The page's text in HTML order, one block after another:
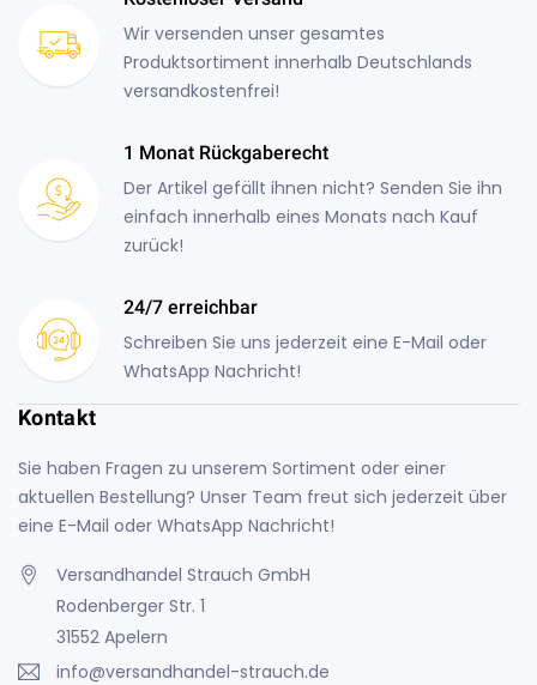
Wir versenden unser gesamtes
Produktsortiment innerhalb Deutschlands
versandkostenfrei!
1 Monat Rückgaberecht
Der Artikel gefällt ihnen nicht? Senden Sie ihn
einfach innerhalb eines Monats nach Kauf
zurück!
24/7 erreichbar
Schreiben Sie uns jederzeit eine E-Mail oder
WhatsApp Nachricht!
Kontakt
Sie haben Fragen zu unserem Sortiment oder einer
aktuellen Bestellung? Unser Team freut sich jederzeit über
eine E-Mail oder WhatsApp Nachricht!
Versandhandel Strauch GmbH
Rodenberger Str. 1
31552 Apelern
info@versandhandel-strauch.de